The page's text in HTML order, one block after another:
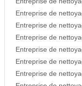
Entreprise de
Entreprise de
Entreprise de
Entreprise de
Entreprise de
Entreprise de